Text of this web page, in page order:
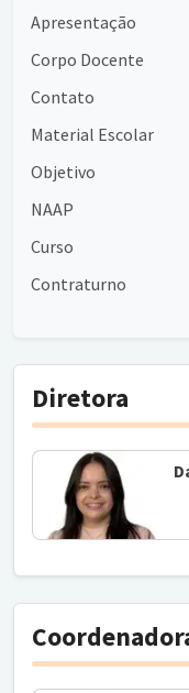
Apresentação
Corpo Docente
Contato
Material Escolar
Objetivo
NAAP
Curso
Contraturno
Diretora